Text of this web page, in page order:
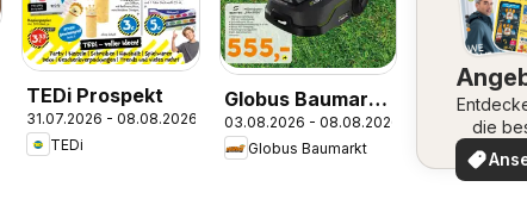
TEDi Prospekt
31.07.2026 - 08.08.2026
TEDi
Globus Baumarkt
Prospekt
Weinstadt-
03.08.2026 - 08.08.2026
Globus Baumarkt
die